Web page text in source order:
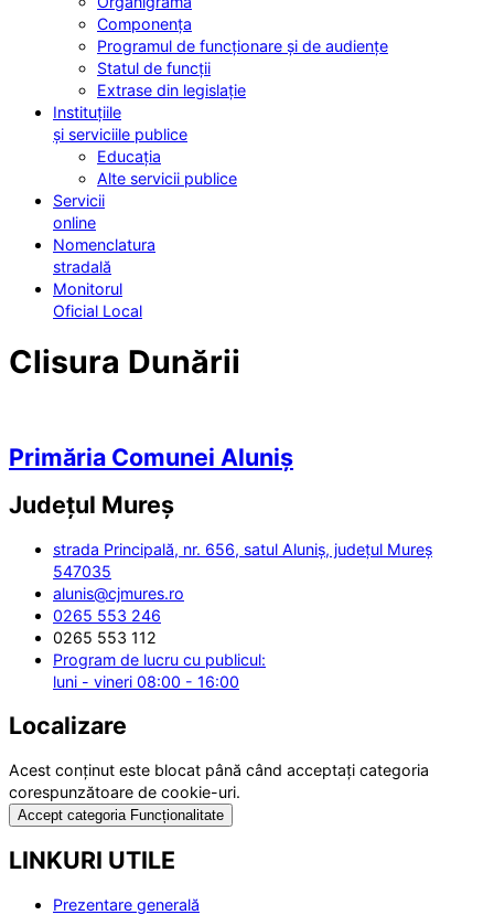
Componența
Programul de funcționare și de audiențe
Statul de funcții
Extrase din legislație
Instituțiile
și serviciile publice
Educația
Alte servicii publice
Servicii
online
Nomenclatura
stradală
Monitorul
Oficial Local
Clisura Dunării
Primăria Comunei Aluniș
Județul Mureș
strada Principală, nr. 656, satul Aluniș, județul Mureș
547035
alunis@cjmures.ro
0265 553 246
0265 553 112
Program de lucru cu publicul:
luni - vineri 08:00 - 16:00
Localizare
Acest conținut este blocat până când acceptați categoria
corespunzătoare de cookie-uri.
Accept categoria Funcționalitate
LINKURI UTILE
Prezentare generală